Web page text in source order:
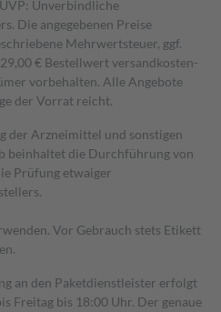
Unverbindliche
Die angegebenen Preise
Mehrwertsteuer, ggf.
€ Bestell­wert versand­kosten­
vorbehalten. Alle Angebote
der Vorrat reicht.
der Arzneimittel und sonstigen
beinhaltet die Durchführung von
Prüfung etwaiger
Vor Gebrauch stets Etikett
an den Paketdienstleister erfolgt
Freitag bis 18:00 Uhr. Der genaue